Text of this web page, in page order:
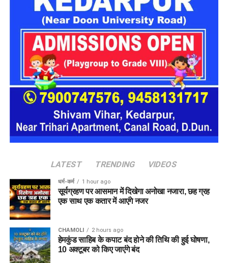
LATEST TRENDING VIDEOS
धर्म-कर्म 1 hour ago
सूर्यग्रहण पर आसमान में दिखेगा अनोखा नजारा, छह ग्रह
एक साथ एक कतार में आएंगे नजर
CHAMOLI 2 hours ago
हेमकुंड साहिब के कपाट बंद होने की तिथि की हुई घोषणा,
10 अक्टूबर को किए जाएंंगे बंद